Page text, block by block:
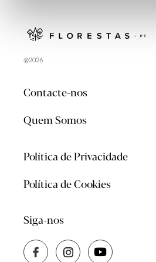
@2026
Contacte-nos
Quem Somos
Política de Privacidade
Política de Cookies
Siga-nos